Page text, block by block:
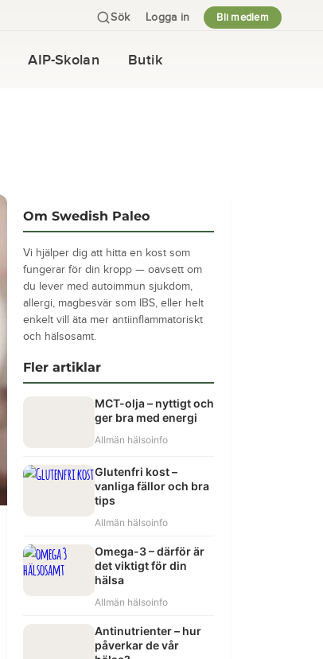
Sök Logga in Bli medlem
AIP-Skolan Butik
Om Swedish Paleo
Vi hjälper dig att hitta en kost som
fungerar för din kropp — oavsett om
du lever med autoimmun sjukdom,
allergi, magbesvär som IBS, eller helt
enkelt vill äta mer antiinflammatoriskt
och hälsosamt.
Fler artiklar
MCT-olja – nyttigt och
ger bra med energi
Allmän hälsoinfo
Glutenfri kost –
vanliga fällor och bra
tips
Allmän hälsoinfo
Omega-3 – därför är
det viktigt för din
hälsa
Allmän hälsoinfo
Antinutrienter – hur
påverkar de vår